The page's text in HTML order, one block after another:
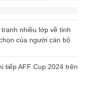
nhiều lớp về tinh
của người cán bộ
tiếp AFF Cup 2024 trên